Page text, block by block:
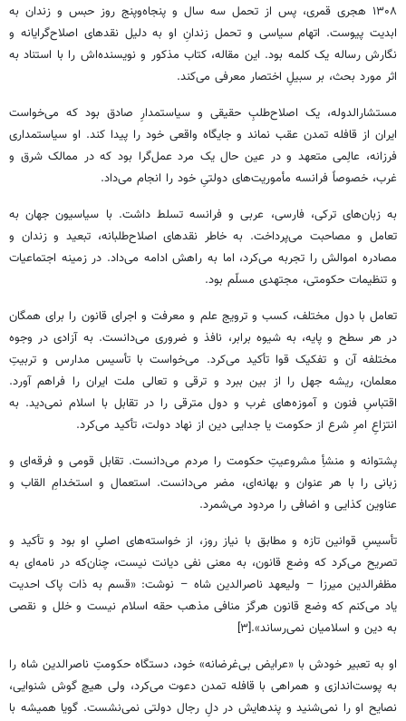
۱۳۰۸ هجری قمری، پس از تحمل سه سال و پنجاه‌وپنج روز حبس و زندان به
ابدیت پیوست. اتهام سیاسی و تحمل زندانِ او به دلیل نقدهای اصلاح‌گرایانه و
نگارش رساله یک کلمه بود. این مقاله، کتاب مذکور و نویسنده‌اش را با استناد به
اثر مورد بحث، بر سبیلِ اختصار معرفی می‌کند.
مستشارالدوله، یک اصلاح‌طلبِ حقیقی و سیاستمدارِ صادق بود که می‌خواست
ایران از قافله تمدن عقب نماند و جایگاه واقعی خود را پیدا کند. او سیاستمداری
فرزانه، عالِمی متعهد و در عین حال یک مرد عمل‌گرا بود که در ممالک شرق و
غرب، خصوصاً فرانسه مأموریت‌های دولتیِ خود را انجام می‌داد.
به زبان‌های ترکی، فارسی، عربی و فرانسه تسلط داشت. با سیاسیون جهان به
تعامل و مصاحبت می‌پرداخت. به خاطر نقدهای اصلاح‌طلبانه، تبعید و زندان و
مصادره اموالش را تجربه می‌کرد، اما به راهش ادامه می‌داد. در زمینه اجتماعیات
و تنظیمات حکومتی، مجتهدی مسلّم بود.
تعامل با دول مختلف، کسب و ترویج علم و معرفت و اجرای قانون را برای همگان
در هر سطح و پایه، به شیوه برابر، نافذ و ضروری می‌دانست. به آزادی در وجوه
مختلفه آن و تفکیک قوا تأکید می‌کرد. می‌خواست با تأسیس مدارس و تربیتِ
معلمان، ریشه جهل را از بین ببرد و ترقی و تعالی ملت ایران را فراهم آورد.
اقتباسِ فنون و آموزه‌های غرب و دول مترقی را در تقابل با اسلام نمی‌دید. به
انتزاعِ امرِ شرع از حکومت یا جدایی دین از نهاد دولت، تأکید می‌کرد.
پشتوانه و منشأِ مشروعیتِ حکومت را مردم می‌دانست. تقابل قومی و فرقه‌ای و
زبانی را با هر عنوان و بهانه‌ای، مضر می‌دانست. استعمال و استخدامِ القاب و
عناوین کذایی و اضافی را مردود می‌شمرد.
تأسیسِ قوانین تازه و مطابق با نیاز روز، از خواسته‌های اصلیِ او بود و تأکید و
تصریح می‌کرد که وضع قانون، به معنی نفی دیانت نیست، چنان‌که در نامه‌ای به
مظفرالدین میرزا – ولیعهد ناصرالدین شاه – نوشت: «قسم به ذات پاک احدیت
یاد می‌کنم که وضع قانون هرگز منافی مذهب حقه اسلام نیست و خلل و نقصی
به دین و اسلامیان نمی‌رساند».[۳]
او به تعبیر خودش با «عرایض بی‌غرضانه» خود، دستگاه حکومتِ ناصرالدین شاه را
به پوست‌اندازی و همراهی با قافله تمدن دعوت می‌کرد، ولی هیچ گوش شنوایی،
نصایح او را نمی‌شنید و پندهایش در دلِ رجال دولتی نمی‌نشست. گویا همیشه با